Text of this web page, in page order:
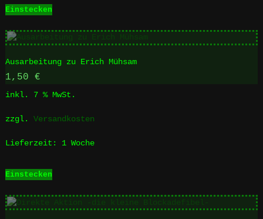
Einstecken
Ausarbeitung zu Erich Mühsam
1,50 €
inkl. 7 % MwSt.
zzgl. Versandkosten
Lieferzeit: 1 Woche
Einstecken